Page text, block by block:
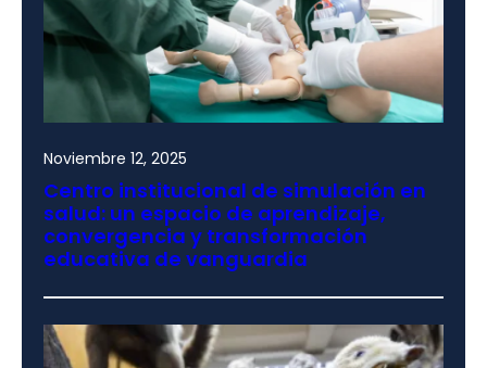
Noviembre 12, 2025
Centro institucional de simulación en
salud: un espacio de aprendizaje,
convergencia y transformación
educativa de vanguardia